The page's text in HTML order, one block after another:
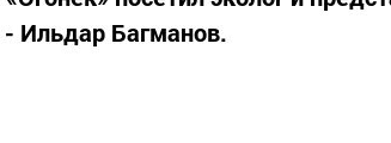
- Ильдар Багманов.